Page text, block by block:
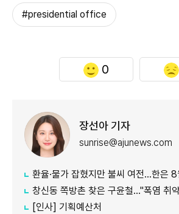
#presidential office
0
장선아 기자
sunrise@ajunews.com
환율·물가 잡혔지만 불씨 여전...한은
창신동 쪽방촌 찾은 구윤철…"폭염 취
[인사] 기획예산처